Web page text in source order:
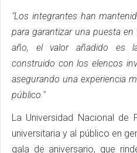
"Los integrantes han
para garantizar una puesta
año, el valor añadido es
construido con los elencos
asegurando una experiencia
público."
La Universidad Nacional de
universitaria y al público en
gala de aniversario, que